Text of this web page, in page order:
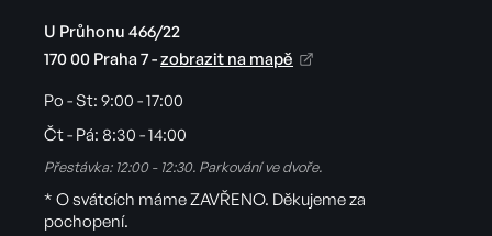
U Průhonu 466/22
170 00 Praha 7 -zobrazit na mapě
Po - St: 9:00 - 17:00
Čt - Pá: 8:30 - 14:00
Přestávka: 12:00 - 12:30. Parkování ve dvoře.
* O svátcích máme ZAVŘENO. Děkujeme za
pochopení.